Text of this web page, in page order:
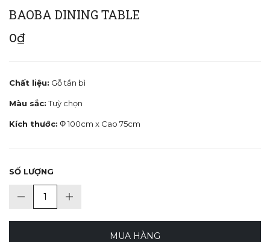
BAOBA DINING TABLE
0₫
Chất liệu: Gỗ tần bì
Màu sắc:Tuỳ chọn
Kích thước: Φ 100cm x Cao 75cm
SỐ LƯỢNG
MUA HÀNG